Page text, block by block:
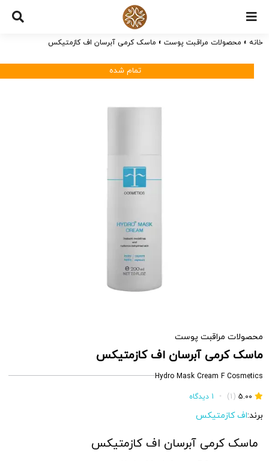
Skip
content
خانه » محصولات مراقبت پوست » ماسک کرمی آبرسان اف کازمتیکس
تمام شده
محصولات مراقبت پوست
ماسک کرمی آبرسان اف کازمتیکس
Hydro Mask Cream F Cosmetics
5.00
(1)
• 1 دیدگاه
برند:اف کازمتیکس
ماسک کرمی آبرسان اف کازمتیکس